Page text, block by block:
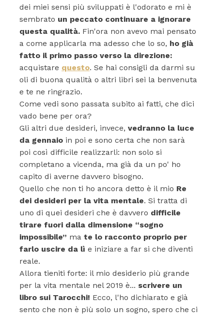
dei miei sensi più sviluppati è l'odorato e mi è
sembrato un peccato continuare a ignorare
questa qualità. Fin'ora non avevo mai pensato
a come applicarla ma adesso che lo so, ho già
fatto il primo passo verso la direzione:
acquistare questo. Se hai consigli da darmi su
oli di buona qualità o altri libri sei la benvenuta
e te ne ringrazio.
Come vedi sono passata subito ai fatti, che dici
vado bene per ora?
Gli altri due desideri, invece, vedranno la luce
da gennaio in poi e sono certa che non sarà
poi così difficile realizzarli: non solo si
completano a vicenda, ma già da un po' ho
capito di averne davvero bisogno.
Quello che non ti ho ancora detto è il mio Re
dei desideri per la vita mentale. Si tratta di
uno di quei desideri che è davvero difficile
tirare fuori dalla dimensione “sogno
impossibile” ma te lo racconto proprio per
farlo uscire da lì e iniziare a far si che diventi
reale.
Allora tieniti forte: il mio desiderio più grande
per la vita mentale nel 2019 è... scrivere un
libro sui Tarocchi! Ecco, l'ho dichiarato e già
sento che non è più solo un sogno, spero che ci